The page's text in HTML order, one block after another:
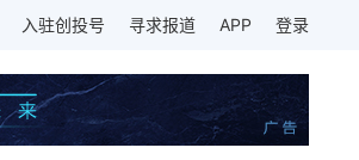
入驻创投号 寻求报道 APP 登录